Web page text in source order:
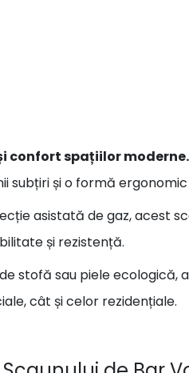
confort spațiilor moderne.
subțiri și o formă
asistată de gaz, acest
și rezistență.
stofă sau piele ecologică,
cât și celor rezidențiale.